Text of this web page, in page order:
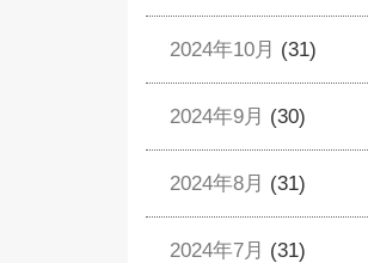
2024年10月 (31)
2024年9月 (30)
2024年8月 (31)
2024年7月 (31)